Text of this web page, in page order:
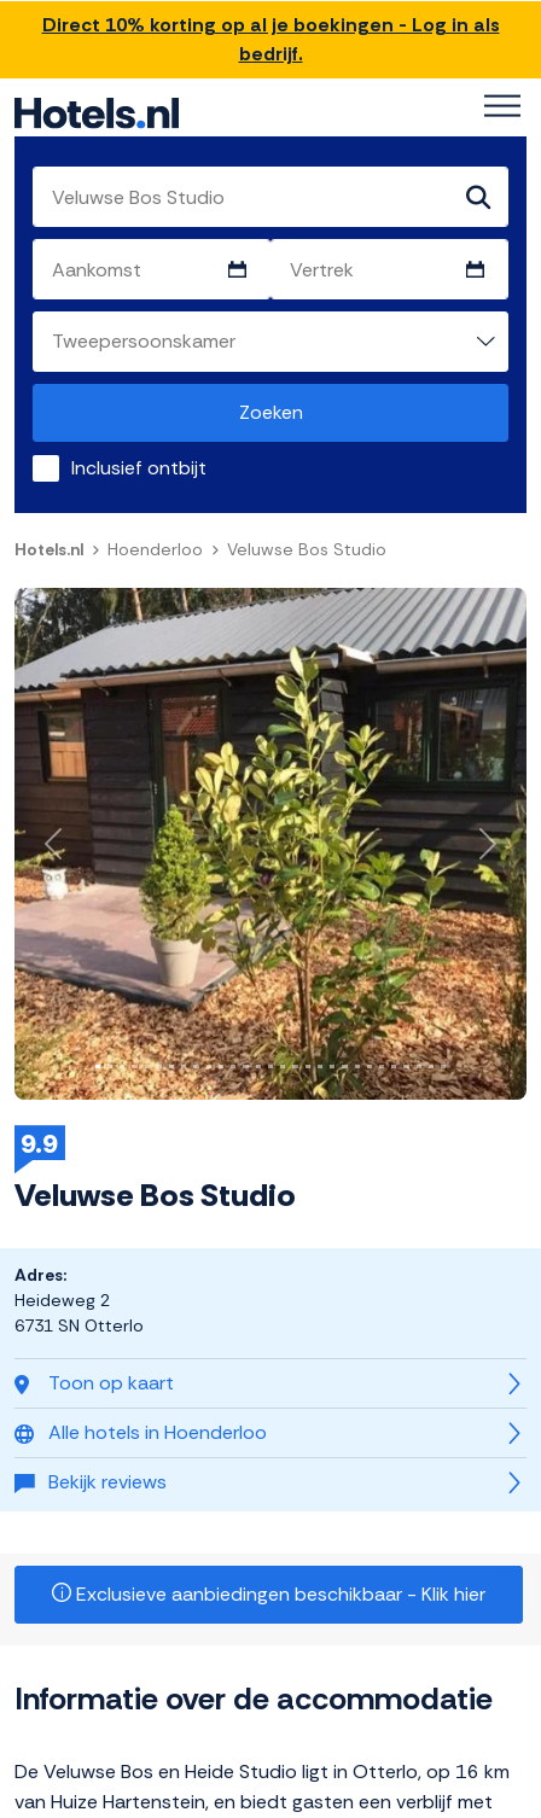
Direct 10% korting op al je boekingen - Log in als
bedrijf.
Zoeken
Inclusief ontbijt
Hotels.nl Hoenderloo Veluwse Bos Studio
9.9
Veluwse Bos Studio
Toon op kaart
Alle hotels in Hoenderloo
Bekijk reviews
Adres:
Heideweg 2
6731 SN Otterlo
Exclusieve aanbiedingen beschikbaar - Klik hier
Informatie over de accommodatie
De Veluwse Bos en Heide Studio ligt in Otterlo, op 16 km
van Huize Hartenstein, en biedt gasten een verblijf met